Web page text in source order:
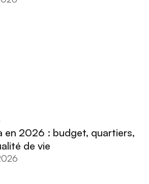
en 2026 : budget, quartiers,
de vie